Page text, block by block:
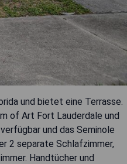
und bietet eine Terrasse.
of Art Fort Lauderdale und
und das Seminole
2 separate Schlafzimmer,
Handtücher und